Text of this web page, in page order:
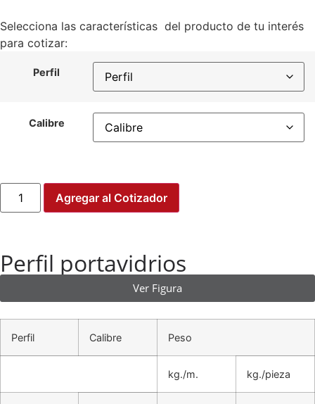
Selecciona las características del producto de tu interés
para cotizar:
Perfil
Calibre
Agregar al Cotizador
Perfil portavidrios
Ver Figura
Perfil Calibre Peso
kg./m. kg./pieza